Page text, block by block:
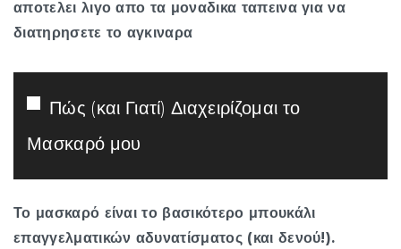
αποτελει λιγο απο τα μοναδικα ταπεινα για να
διατηρησετε το αγκιναρα
Πώς (και Γιατί) Διαχειρίζομαι το
Μασκαρό μου
Το μασκαρό είναι το βασικότερο μπουκάλι
επαγγελματικών αδυνατίσματος (και δενού!).